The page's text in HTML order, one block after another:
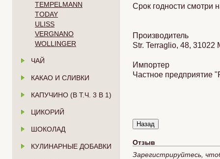
TEMPELMANN
TODAY
ULISS
VERGNANO
WOLLINGER
ЧАЙ
КАКАО И СЛИВКИ
КАПУЧИНО (В Т.Ч. 3 В 1)
ЦИКОРИЙ
ШОКОЛАД
КУЛИНАРНЫЕ ДОБАВКИ
Срок годности смотри
Производитель
Str. Terraglio, 48, 31022
Импортер
Частное предприятие
Отзыв
Зарегистрируйтесь,